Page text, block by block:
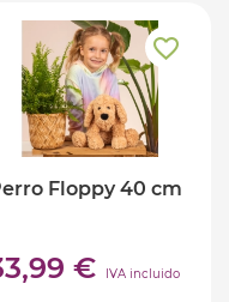
Floppy 40 cm
€ IVA incluido